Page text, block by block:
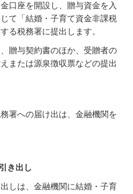
口座を開設し、贈与資金を入
て「結婚・子育て資金非課税
る税務署に提出します。
贈与契約書のほか、受贈者の
または源泉徴収票などの提出
署への届け出は、金融機関を
き出し
しは、金融機関に結婚・子育